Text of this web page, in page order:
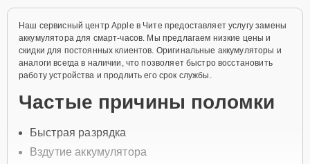
Наш сервисный центр Apple в Чите предоставляет услугу замены
аккумулятора для смарт-часов. Мы предлагаем низкие цены и
скидки для постоянных клиентов. Оригинальные аккумуляторы и
аналоги всегда в наличии, что позволяет быстро восстановить
работу устройства и продлить его срок службы.
Частые причины поломки
Быстрая разрядка
Вздутие аккумулятора